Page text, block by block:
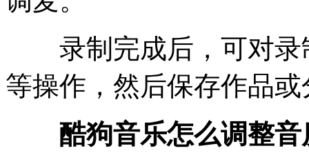
录制完成后，可对录
等操作，然后保存作品
酷狗音乐怎么调整音